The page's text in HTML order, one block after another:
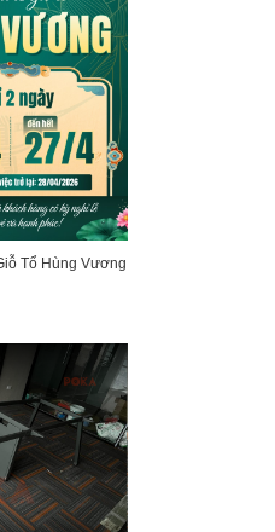
Tổ Hùng Vương